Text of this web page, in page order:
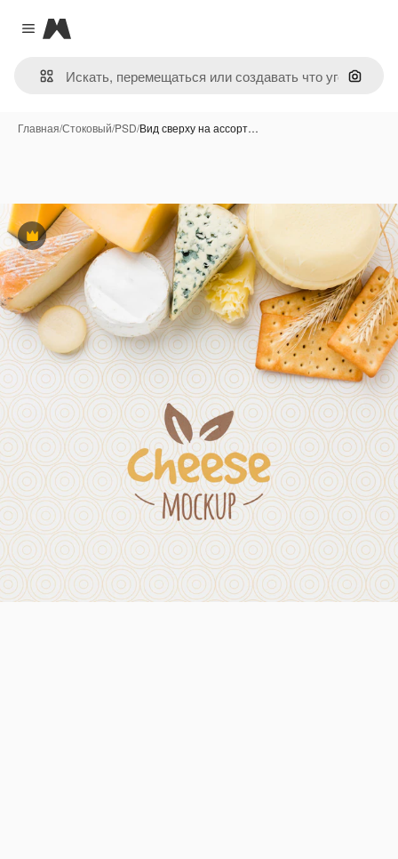
Close menu
Magnific
Поиск
Главная/Стоковый/PSD/Вид сверху на ассорт…
Премиум